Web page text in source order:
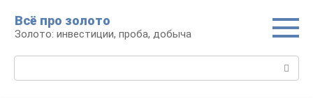
контенту
Всё про золото
Золото: инвестиции, проба, добыча